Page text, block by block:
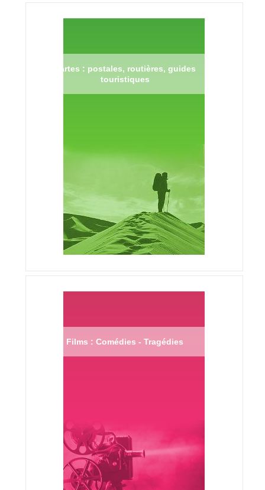
Cartes : postales, routières, guides
touristiques
Films : Comédies - Tragédies